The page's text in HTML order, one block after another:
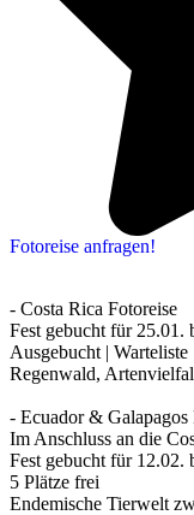
Fotoreise anfragen!
- Costa Rica Fotoreise
Fest gebucht für 25.01.
Ausgebucht | Warteliste
Regenwald,
- Ecuador & Galapagos
Im Anschluss an die
Fest gebucht für 12.02.
5 Plätze frei
Endemische Tierwelt